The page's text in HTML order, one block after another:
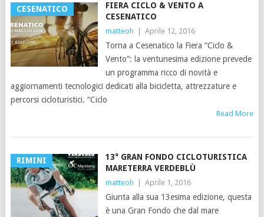
CESENATICO
FIERA CICLO & VENTO A
CESENATICO
matteoh Aprile 12, 2016
Torna a Cesenatico la Fiera “Ciclo &
Vento”: la ventunesima edizione prevede
un programma ricco di novità e
aggiornamenti tecnologici dedicati alla bicicletta, attrezzature e
percorsi cicloturistici. “Ciclo
Read More
RIMINI
13° GRAN FONDO CICLOTURISTICA
MARETERRA VERDEBLÙ
matteoh Aprile 1, 2016
Giunta alla sua 13esima edizione, questa
è una Gran Fondo che dal mare